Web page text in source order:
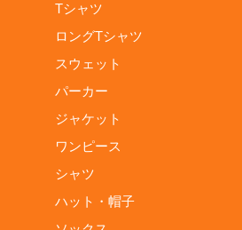
Tシャツ
ロングTシャツ
スウェット
パーカー
ジャケット
ワンピース
シャツ
ハット・帽子